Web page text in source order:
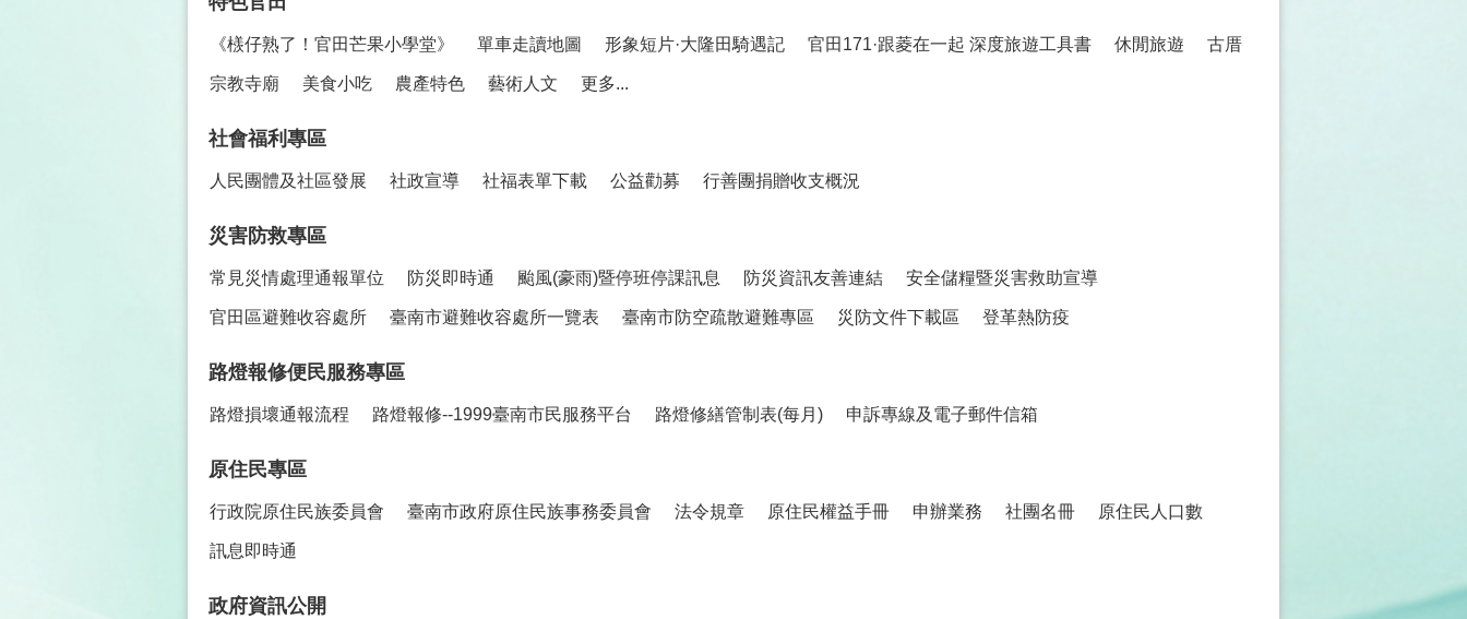
《檨仔熟了！官田芒果小學堂》 單車走讀地圖 形象短片·大隆田騎遇記 官田171·跟菱在一起 深度旅遊工具書 休閒旅遊 古厝
宗教寺廟 美食小吃 農產特色 藝術人文 更多...
社會福利專區
人民團體及社區發展 社政宣導 社福表單下載 公益勸募 行善團捐贈收支概況
災害防救專區
常見災情處理通報單位 防災即時通 颱風(豪雨)暨停班停課訊息 防災資訊友善連結 安全儲糧暨災害救助宣導
官田區避難收容處所 臺南市避難收容處所一覽表 臺南市防空疏散避難專區 災防文件下載區 登革熱防疫
路燈報修便民服務專區
路燈損壞通報流程 路燈報修--1999臺南市民服務平台 路燈修繕管制表(每月) 申訴專線及電子郵件信箱
原住民專區
行政院原住民族委員會 臺南市政府原住民族事務委員會 法令規章 原住民權益手冊 申辦業務 社團名冊 原住民人口數
訊息即時通
政府資訊公開